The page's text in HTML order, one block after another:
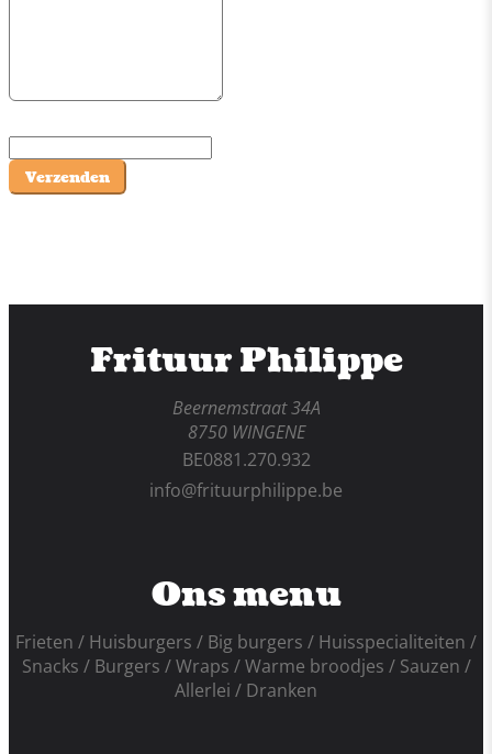
Verzenden
Frituur Philippe
Beernemstraat 34A
8750 WINGENE
BE0881.270.932
info@frituurphilippe.be
Ons menu
Frieten Huisburgers Big burgers
Huisspecialiteiten
Snacks
Burgers Wraps Warme broodjes
Sauzen
Allerlei
Dranken